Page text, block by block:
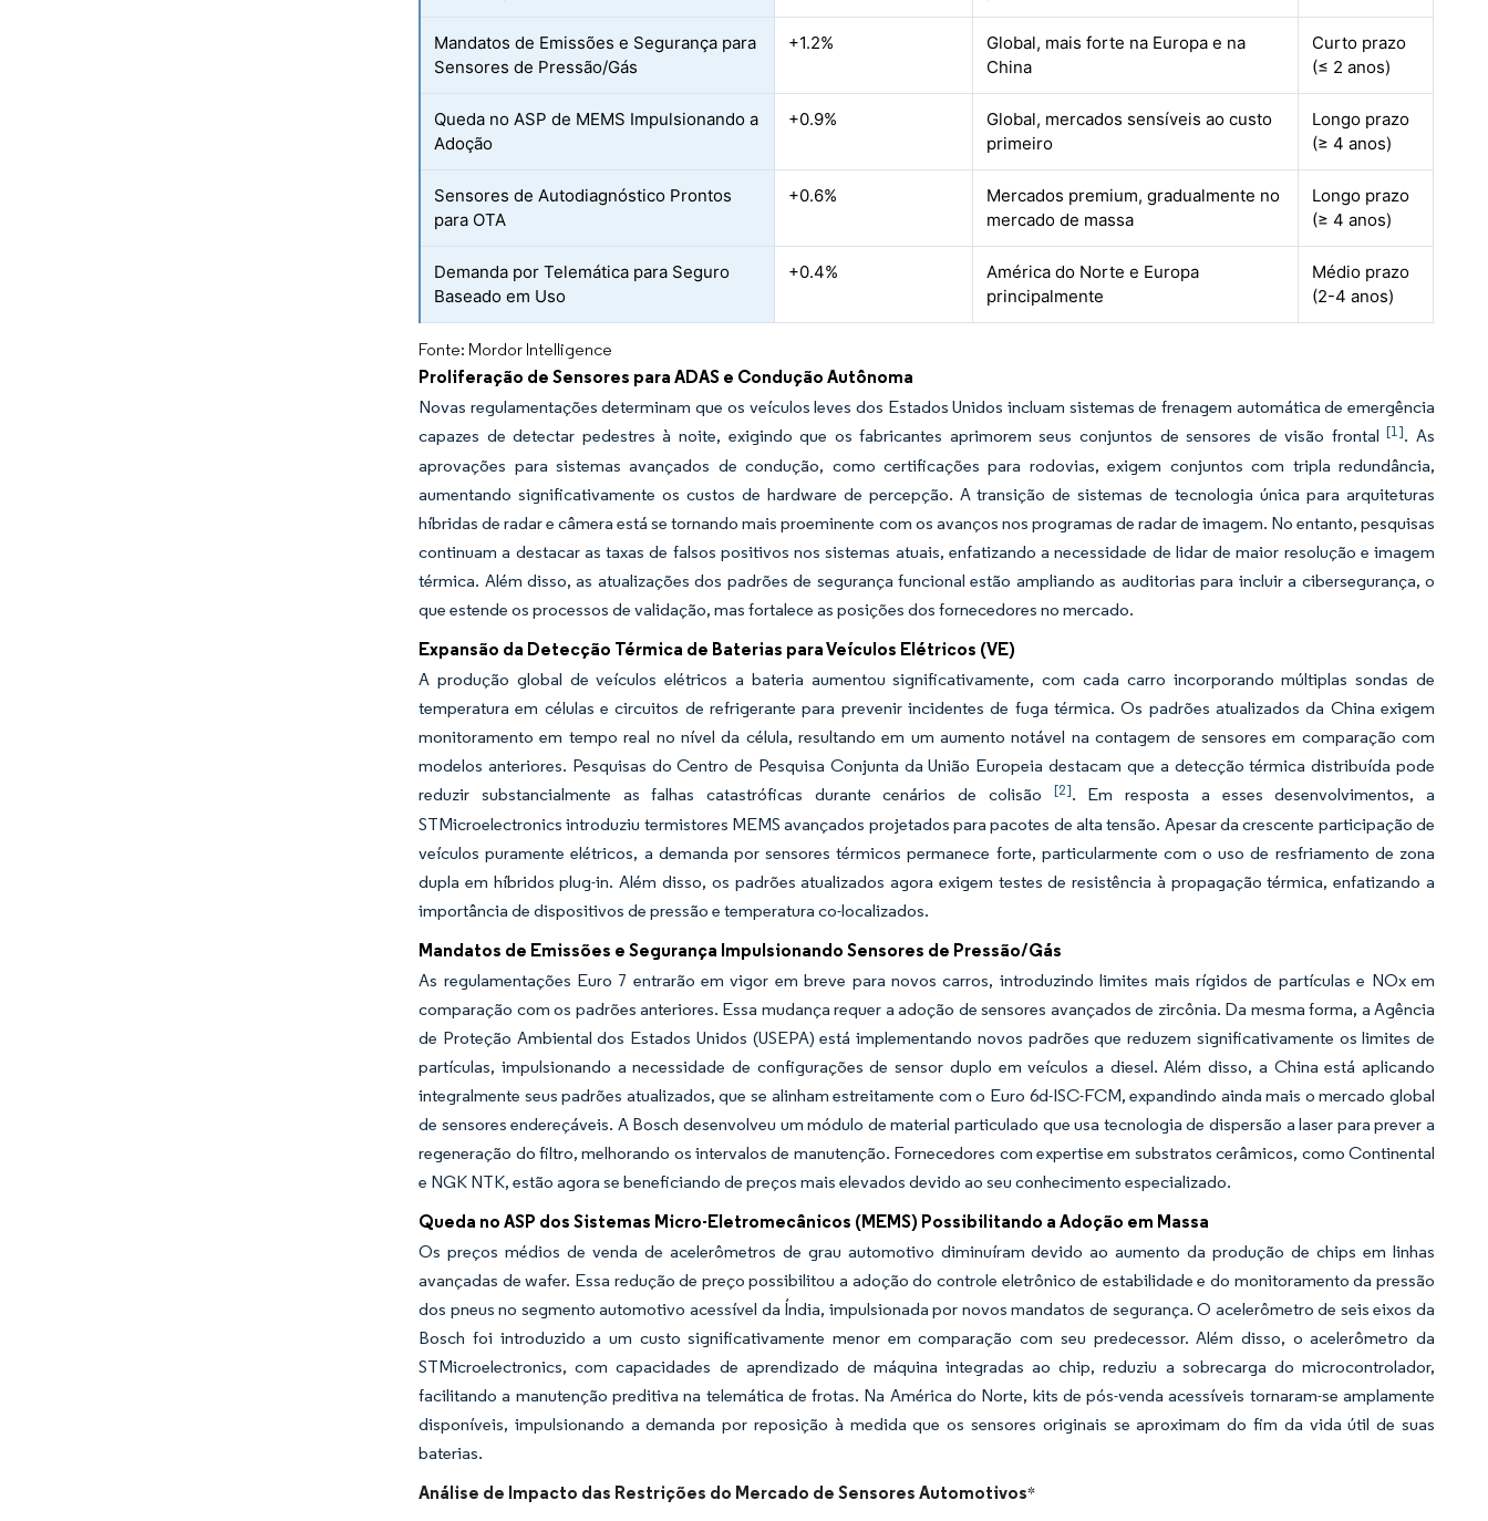
Mandatos de Emissões e Segurança para
Sensores de Pressão/Gás
+1.2%
Global, mais forte na Europa e na
China
Curto prazo
(≤ 2 anos)
Queda no ASP de MEMS Impulsionando a
Adoção
+0.9%
Global, mercados sensíveis ao custo
primeiro
Longo prazo
(≥ 4 anos)
Sensores de Autodiagnóstico Prontos
para OTA
+0.6%
Mercados premium, gradualmente no
mercado de massa
Longo prazo
(≥ 4 anos)
Demanda por Telemática para Seguro
Baseado em Uso
+0.4%
América do Norte e Europa
principalmente
Médio prazo
(2-4 anos)
Fonte: Mordor Intelligence
Proliferação de Sensores para ADAS e Condução Autônoma
Novas regulamentações determinam que os veículos leves dos Estados Unidos incluam sistemas de frenagem automática de emergência
capazes de detectar pedestres à noite, exigindo que os fabricantes aprimorem seus conjuntos de sensores de visão frontal[1]. As
aprovações para sistemas avançados de condução, como certificações para rodovias, exigem conjuntos com tripla redundância,
aumentando significativamente os custos de hardware de percepção. A transição de sistemas de tecnologia única para arquiteturas
híbridas de radar e câmera está se tornando mais proeminente com os avanços nos programas de radar de imagem. No entanto, pesquisas
continuam a destacar as taxas de falsos positivos nos sistemas atuais, enfatizando a necessidade de lidar de maior resolução e imagem
térmica. Além disso, as atualizações dos padrões de segurança funcional estão ampliando as auditorias para incluir a cibersegurança, o
que estende os processos de validação, mas fortalece as posições dos fornecedores no mercado.
Expansão da Detecção Térmica de Baterias para Veículos Elétricos (VE)
A produção global de veículos elétricos a bateria aumentou significativamente, com cada carro incorporando múltiplas sondas de
temperatura em células e circuitos de refrigerante para prevenir incidentes de fuga térmica. Os padrões atualizados da China exigem
monitoramento em tempo real no nível da célula, resultando em um aumento notável na contagem de sensores em comparação com
modelos anteriores. Pesquisas do Centro de Pesquisa Conjunta da União Europeia destacam que a detecção térmica distribuída pode
reduzir substancialmente as falhas catastróficas durante cenários de colisão [2]. Em resposta a esses desenvolvimentos, a
STMicroelectronics introduziu termistores MEMS avançados projetados para pacotes de alta tensão. Apesar da crescente participação de
veículos puramente elétricos, a demanda por sensores térmicos permanece forte, particularmente com o uso de resfriamento de zona
dupla em híbridos plug-in. Além disso, os padrões atualizados agora exigem testes de resistência à propagação térmica, enfatizando a
importância de dispositivos de pressão e temperatura co-localizados.
Mandatos de Emissões e Segurança Impulsionando Sensores de Pressão/Gás
As regulamentações Euro 7 entrarão em vigor em breve para novos carros, introduzindo limites mais rígidos de partículas e NOx em
comparação com os padrões anteriores. Essa mudança requer a adoção de sensores avançados de zircônia. Da mesma forma, a Agência
de Proteção Ambiental dos Estados Unidos (USEPA) está implementando novos padrões que reduzem significativamente os limites de
partículas, impulsionando a necessidade de configurações de sensor duplo em veículos a diesel. Além disso, a China está aplicando
integralmente seus padrões atualizados, que se alinham estreitamente com o Euro 6d-ISC-FCM, expandindo ainda mais o mercado global
de sensores endereçáveis. A Bosch desenvolveu um módulo de material particulado que usa tecnologia de dispersão a laser para prever a
regeneração do filtro, melhorando os intervalos de manutenção. Fornecedores com expertise em substratos cerâmicos, como Continental
e NGK NTK, estão agora se beneficiando de preços mais elevados devido ao seu conhecimento especializado.
Queda no ASP dos Sistemas Micro-Eletromecânicos (MEMS) Possibilitando a Adoção em Massa
Os preços médios de venda de acelerômetros de grau automotivo diminuíram devido ao aumento da produção de chips em linhas
avançadas de wafer. Essa redução de preço possibilitou a adoção do controle eletrônico de estabilidade e do monitoramento da pressão
dos pneus no segmento automotivo acessível da Índia, impulsionada por novos mandatos de segurança. O acelerômetro de seis eixos da
Bosch foi introduzido a um custo significativamente menor em comparação com seu predecessor. Além disso, o acelerômetro da
STMicroelectronics, com capacidades de aprendizado de máquina integradas ao chip, reduziu a sobrecarga do microcontrolador,
facilitando a manutenção preditiva na telemática de frotas. Na América do Norte, kits de pós-venda acessíveis tornaram-se amplamente
disponíveis, impulsionando a demanda por reposição à medida que os sensores originais se aproximam do fim da vida útil de suas
baterias.
Análise de Impacto das Restrições do Mercado de Sensores Automotivos*